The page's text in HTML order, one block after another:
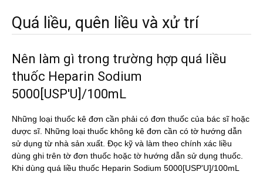
Quá liều, quên liều và xử trí
Nên làm gì trong trường hợp quá liều
thuốc Heparin Sodium
5000[USP'U]/100mL
Những loại thuốc kê đơn cần phải có đơn thuốc của bác sĩ hoặc
dược sĩ. Những loại thuốc không kê đơn cần có tờ hướng dẫn
sử dụng từ nhà sản xuất. Đọc kỹ và làm theo chính xác liều
dùng ghi trên tờ đơn thuốc hoặc tờ hướng dẫn sử dụng thuốc.
Khi dùng quá liều thuốc Heparin Sodium 5000[USP'U]/100mL